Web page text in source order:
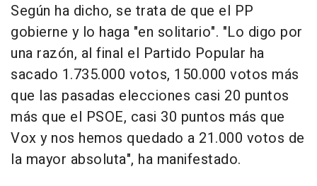
Según ha dicho, se trata de que el PP
gobierne y lo haga "en solitario". "Lo digo por
una razón, al final el Partido Popular ha
sacado 1.735.000 votos, 150.000 votos más
que las pasadas elecciones casi 20 puntos
más que el PSOE, casi 30 puntos más que
Vox y nos hemos quedado a 21.000 votos de
la mayor absoluta", ha manifestado.